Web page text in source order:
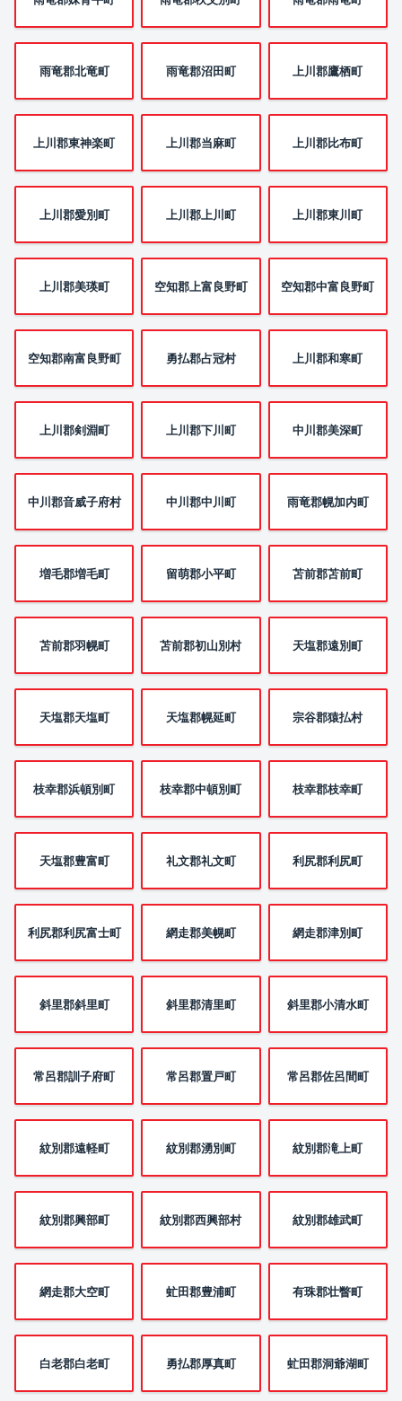
雨竜郡北竜町 雨竜郡沼田町 上川郡鷹栖町
上川郡東神楽町 上川郡当麻町 上川郡比布町
上川郡愛別町 上川郡上川町 上川郡東川町
上川郡美瑛町 空知郡上富良野町 空知郡中富良野町
空知郡南富良野町 勇払郡占冠村 上川郡和寒町
上川郡剣淵町 上川郡下川町 中川郡美深町
中川郡音威子府村 中川郡中川町 雨竜郡幌加内町
増毛郡増毛町 留萌郡小平町 苫前郡苫前町
苫前郡羽幌町 苫前郡初山別村 天塩郡遠別町
天塩郡天塩町 天塩郡幌延町 宗谷郡猿払村
枝幸郡浜頓別町 枝幸郡中頓別町 枝幸郡枝幸町
天塩郡豊富町 礼文郡礼文町 利尻郡利尻町
利尻郡利尻富士町 網走郡美幌町 網走郡津別町
斜里郡斜里町 斜里郡清里町 斜里郡小清水町
常呂郡訓子府町 常呂郡置戸町 常呂郡佐呂間町
紋別郡遠軽町 紋別郡湧別町 紋別郡滝上町
紋別郡興部町 紋別郡西興部村 紋別郡雄武町
網走郡大空町 虻田郡豊浦町 有珠郡壮瞥町
白老郡白老町 勇払郡厚真町 虻田郡洞爺湖町